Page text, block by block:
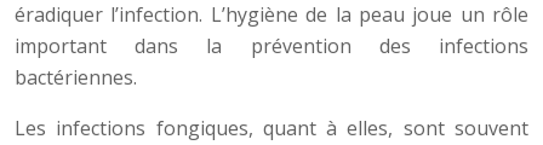
éradiquer l’infection. L’hygiène de la peau joue un rôle
important dans la prévention des infections
bactériennes.
Les infections fongiques, quant à elles, sont souvent